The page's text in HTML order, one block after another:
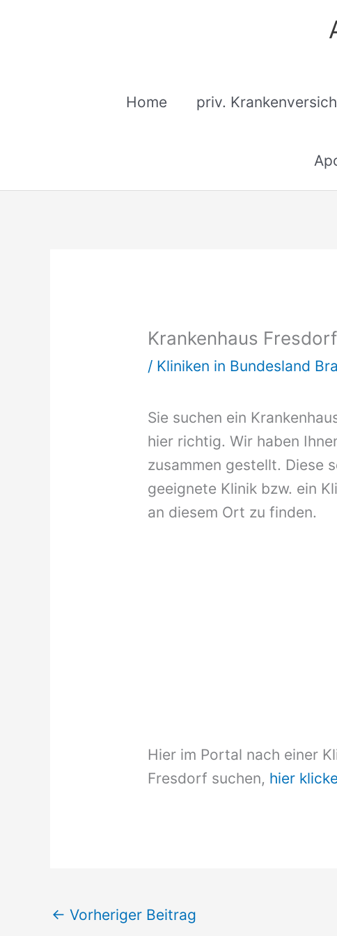
Home priv.
Krankenhaus Fresdorf
/ Kliniken in Bundesland
Sie suchen ein
hier richtig. Wir haben
zusammen gestellt. Diese
geeignete Klinik bzw. ein
an diesem Ort zu finden.
Hier im Portal nach einer
Fresdorf suchen, hier
← Vorheriger Beitrag